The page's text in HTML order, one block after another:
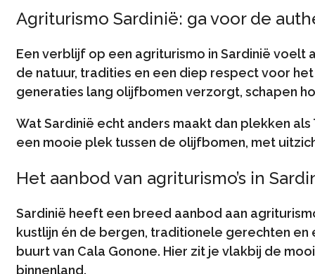
Agriturismo Sardinië: ga voor de
Een verblijf op een agriturismo in Sardinië voelt
de natuur, tradities en een diep respect voor
generaties lang olijfbomen verzorgt, schapen
Wat Sardinië echt anders maakt dan plekken
een mooie plek tussen de olijfbomen, met
Het aanbod van agriturismo’s in
Sardinië heeft een breed aanbod aan
kustlijn én de bergen, traditionele gerechten en
buurt van Cala Gonone. Hier zit je vlakbij de
binnenland.